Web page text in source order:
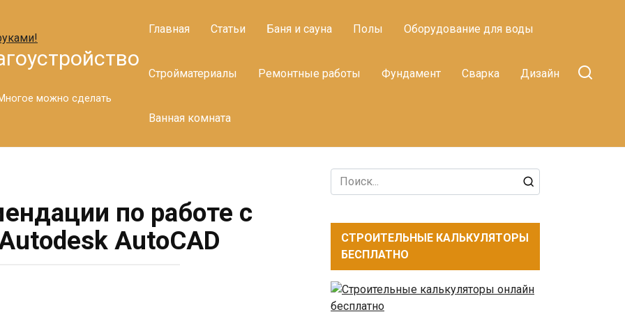
Многое можно сделать
Главная Статьи Баня и сауна Полы Оборудование для воды
Стройматериалы Ремонтные работы Фундамент Сварка Дизайн
Ванная комната
по работе с
AutoCAD
Search
for:
СТРОИТЕЛЬНЫЕ КАЛЬКУЛЯТОРЫ
БЕСПЛАТНО